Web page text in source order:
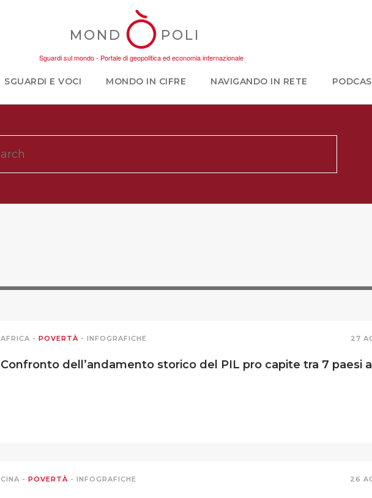
MOND POLI
Sguardi sul mondo - Portale di geopolitica ed economia internazionale
SGUARDI E VOCI MONDO IN CIFRE NAVIGANDO IN RETE
AFRICA - POVERTÀ - INFOGRAFICHE 27
Confronto dell’andamento storico del PIL pro capite tra 7 paesi
CINA - POVERTÀ - INFOGRAFICHE 26